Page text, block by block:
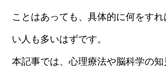
ことはあっても、具体的に何をす
い人も多いはずです。
本記事では、心理療法や脳科学の知